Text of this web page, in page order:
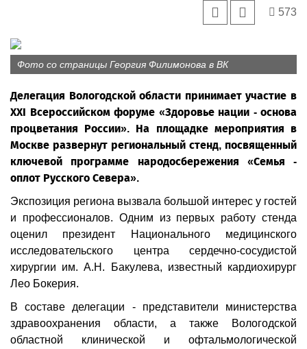
573
Фото со страницы Георгия Филимонова в ВК
Делегация Вологодской области принимает участие в
XXI Всероссийском форуме «Здоровье нации - основа
процветания России». На площадке мероприятия в
Москве развернут региональный стенд, посвященный
ключевой программе народосбережения «Семья -
оплот Русского Севера».
Экспозиция региона вызвала большой интерес у гостей
и профессионалов. Одним из первых работу стенда
оценил президент Национального медицинского
исследовательского центра сердечно-сосудистой
хирургии им. А.Н. Бакулева, известный кардиохирург
Лео Бокерия.
В составе делегации - представители министерства
здравоохранения области, а также Вологодской
областной клинической и офтальмологической